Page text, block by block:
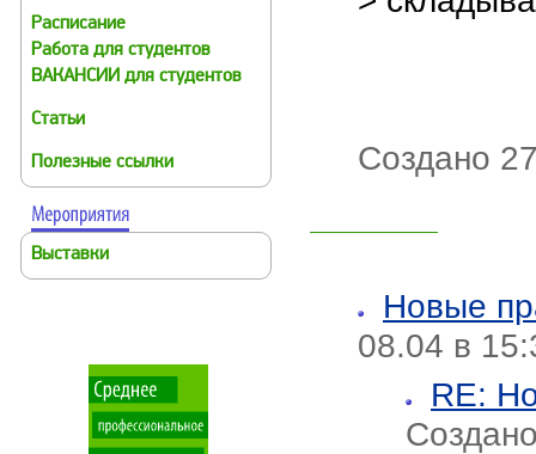
Расписание
Работа для студентов
ВАКАНСИИ для студентов
Статьи
Полезные ссылки
Выставки
Создано
Новые
08.04 в
RE: